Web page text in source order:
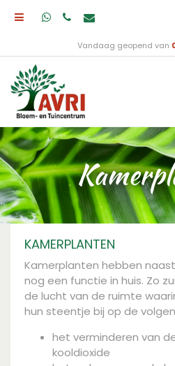
Vandaag geopend van
KAMERPLANTEN
Kamerplanten hebben
nog een functie in huis. Zo
de lucht van de ruimte
hun steentje bij op de
het verminderen van
kooldioxide